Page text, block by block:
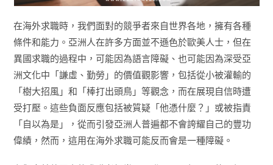
在海外求職時，我們面對的競爭者來自世界各地，擁有各種
條件和能力。亞洲人在許多方面並不遜色於歐美人士，但在
異國求職的過程中，可能因為語言障礙、也可能因為深受亞
洲文化中「謙虛、勤勞」的價值觀影響，包括從小被灌輸的
「樹大招風」和「棒打出頭鳥」等觀念，而在展現自信時遭
受打壓。這些負面反應包括被質疑「他憑什麼？」或被指責
「自以為是」，從而引發亞洲人普遍都不會誇耀自己的豐功
偉績，然而，這用在海外求職可能反而會是一種障礙。